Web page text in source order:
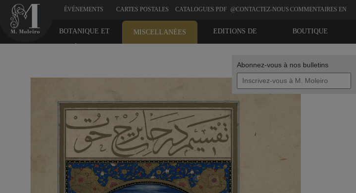
Abonnez-vous à nos bulletins
ÉVÉNEMENTS CARTES POSTALES CATALOGUES PDF @CONTACTEZ-NOUS COMMENTAIRES EN
BOUTIQUE
EDITIONS DE
MISCELLANÉES
BOTANIQUE ET